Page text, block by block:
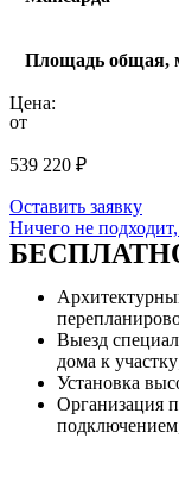
Площадь общая,
Цена:
от
539 220 ₽
Оставить заявку
Ничего не
Выезд
дома к
Установка
Организация